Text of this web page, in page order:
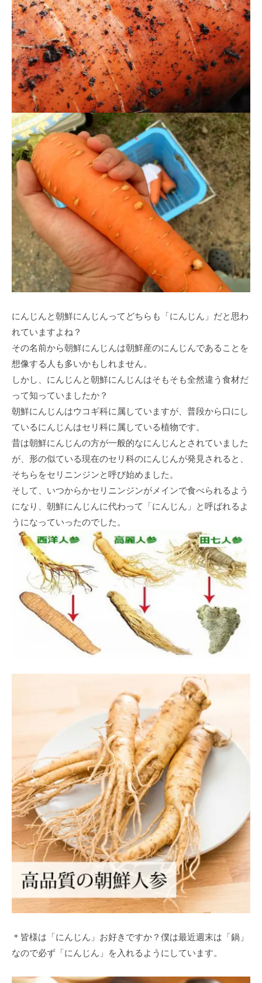
にんじんと朝鮮にんじんってどちらも「にんじん」だと思わ
れていますよね？
その名前から朝鮮にんじんは朝鮮産のにんじんであることを
想像する人も多いかもしれません。
しかし、にんじんと朝鮮にんじんはそもそも全然違う食材だ
って知っていましたか？
朝鮮にんじんはウコギ科に属していますが、普段から口にし
ているにんじんはセリ科に属している植物です。
昔は朝鮮にんじんの方が一般的なにんじんとされていました
が、形の似ている現在のセリ科のにんじんが発見されると、
そちらをセリニンジンと呼び始めました。
そして、いつからかセリニンジンがメインで食べられるよう
になり、朝鮮にんじんに代わって「にんじん」と呼ばれるよ
うになっていったのでした。
＊皆様は「にんじん」お好きですか？僕は最近週末は「鍋」
なので必ず「にんじん」を入れるようにしています。